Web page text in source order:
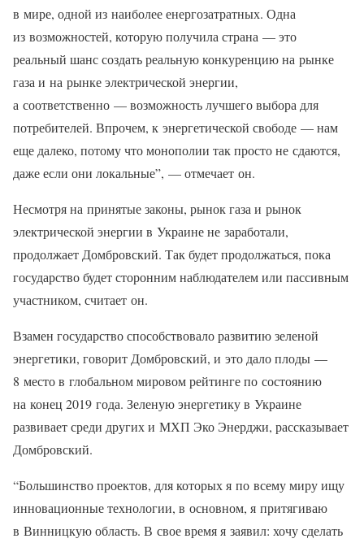
в мире, одной из наиболее енергозатратных. Одна
из возможностей, которую получила страна — это
реальный шанс создать реальную конкуренцию на рынке
газа и на рынке электрической энергии,
а соответственно — возможность лучшего выбора для
потребителей. Впрочем, к энергетической свободе — нам
еще далеко, потому что монополии так просто не сдаются,
даже если они локальные”, — отмечает он.
Несмотря на принятые законы, рынок газа и рынок
электрической энергии в Украине не заработали,
продолжает Домбровский. Так будет продолжаться, пока
государство будет сторонним наблюдателем или пассивным
участником, считает он.
Взамен государство способствовало развитию зеленой
энергетики, говорит Домбровский, и это дало плоды —
8 место в глобальном мировом рейтинге по состоянию
на конец 2019 года. Зеленую энергетику в Украине
развивает среди других и МХП Эко Энерджи, рассказывает
Домбровский.
“Большинство проектов, для которых я по всему миру ищу
инновационные технологии, в основном, я притягиваю
в Винницкую область. В свое время я заявил: хочу сделать